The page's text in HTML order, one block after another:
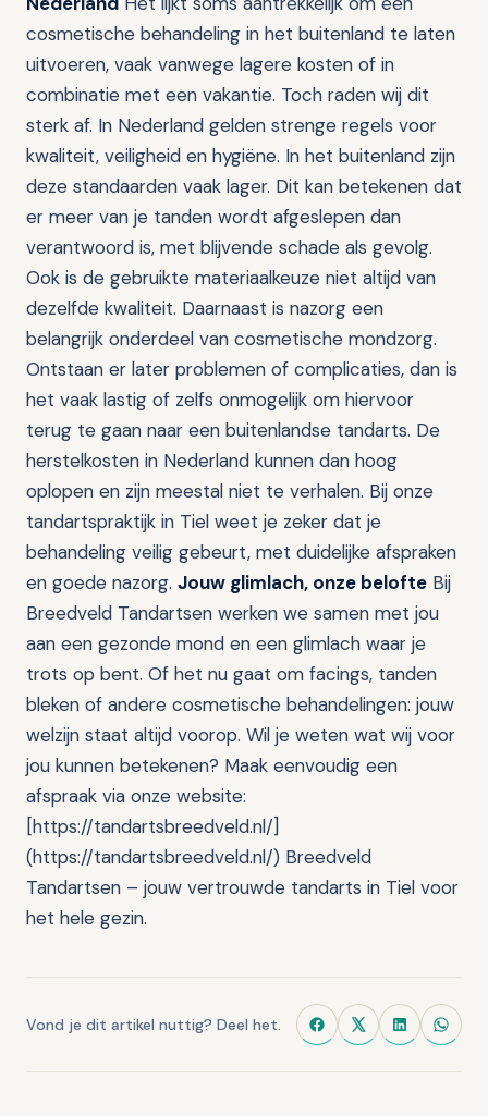
cosmetische behandeling in het buitenland te laten
uitvoeren, vaak vanwege lagere kosten of in
combinatie met een vakantie. Toch raden wij dit
sterk af. In Nederland gelden strenge regels voor
kwaliteit, veiligheid en hygiëne. In het buitenland zijn
deze standaarden vaak lager. Dit kan betekenen dat
er meer van je tanden wordt afgeslepen dan
verantwoord is, met blijvende schade als gevolg.
Ook is de gebruikte materiaalkeuze niet altijd van
dezelfde kwaliteit. Daarnaast is nazorg een
belangrijk onderdeel van cosmetische mondzorg.
Ontstaan er later problemen of complicaties, dan is
het vaak lastig of zelfs onmogelijk om hiervoor
terug te gaan naar een buitenlandse tandarts. De
herstelkosten in Nederland kunnen dan hoog
oplopen en zijn meestal niet te verhalen. Bij onze
tandartspraktijk in Tiel weet je zeker dat je
behandeling veilig gebeurt, met duidelijke afspraken
en goede nazorg. Jouw glimlach, onze belofte Bij
Breedveld Tandartsen werken we samen met jou
aan een gezonde mond en een glimlach waar je
trots op bent. Of het nu gaat om facings, tanden
bleken of andere cosmetische behandelingen: jouw
welzijn staat altijd voorop. Wil je weten wat wij voor
jou kunnen betekenen? Maak eenvoudig een
afspraak via onze website:
[https://tandartsbreedveld.nl/]
(https://tandartsbreedveld.nl/) Breedveld
Tandartsen – jouw vertrouwde tandarts in Tiel voor
het hele gezin.
Vond je dit artikel nuttig? Deel het.